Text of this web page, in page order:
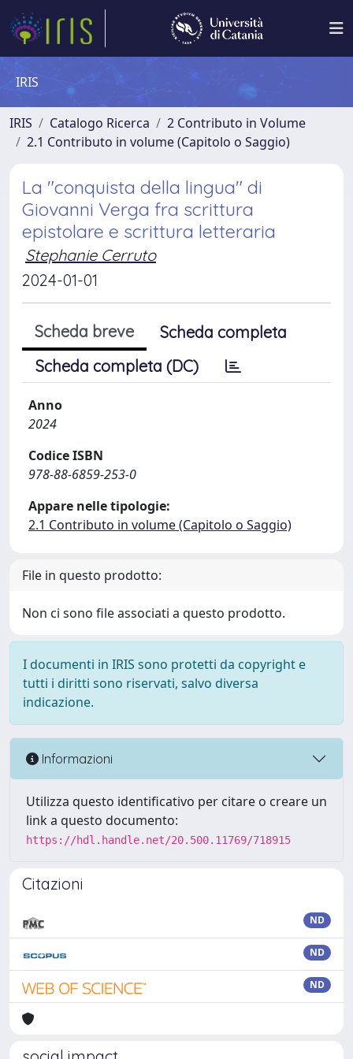
IRIS
IRIS Catalogo Ricerca
2 Contributo in Volume
2.1 Contributo in volume (Capitolo o Saggio)
La "conquista della lingua" di
Giovanni Verga fra scrittura
epistolare e scrittura letteraria
Stephanie Cerruto
2024-01-01
Scheda breve
Scheda completa
Scheda completa (DC)
Anno
2024
Codice ISBN
978-88-6859-253-0
Appare nelle tipologie:
2.1 Contributo in volume (Capitolo o Saggio)
File in questo prodotto:
Non ci sono file associati a questo prodotto.
I documenti in IRIS sono protetti da copyright e
tutti i diritti sono riservati, salvo diversa
indicazione.
Informazioni
Utilizza questo identificativo per citare o creare un
link a questo documento:
https://hdl.handle.net/20.500.11769/718915
Citazioni
ND
ND
ND